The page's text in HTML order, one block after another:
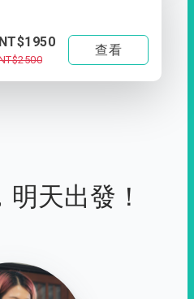
NT$1950
查看
天出發！